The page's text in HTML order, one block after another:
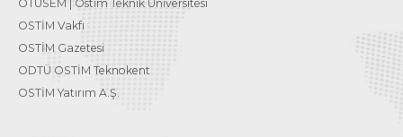
OTÜSEM | Ostim Teknik Üniversitesi
OSTİM Vakfı
OSTİM Gazetesi
ODTÜ OSTİM Teknokent
OSTİM Yatırım A.Ş.